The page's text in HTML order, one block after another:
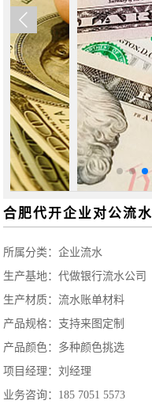
合肥代开企业对公流水
所属分类：企业流水
生产基地：代做银行流水公司
生产材质：流水账单材料
产品规格：支持来图定制
产品颜色：多种颜色挑选
项目经理：刘经理
业务咨询：185 7051 5573